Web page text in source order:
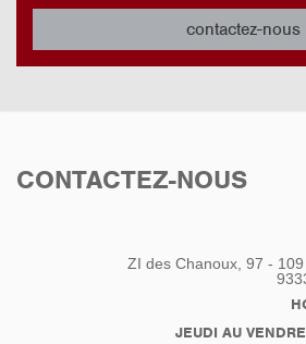
contactez-nous
CONTACTEZ-NOUS
ZI des Chanoux, 97 -
JEUDI AU